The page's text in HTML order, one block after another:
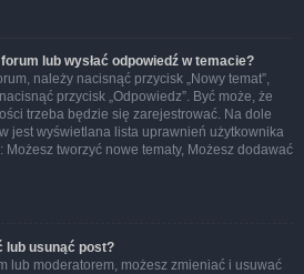
lub wysłać odpowiedź w temacie?
należy nacisnąć przycisk „Nowy temat”,
przycisk „Odpowiedz”. Być może, że
trzeba będzie się zarejestrować. Na dole
jest wyświetlana lista uprawnień użytkownika
Możesz tworzyć nowe tematy, Możesz dodawać
lub usunąć post?
lub moderatorem, możesz zmieniać i usuwać